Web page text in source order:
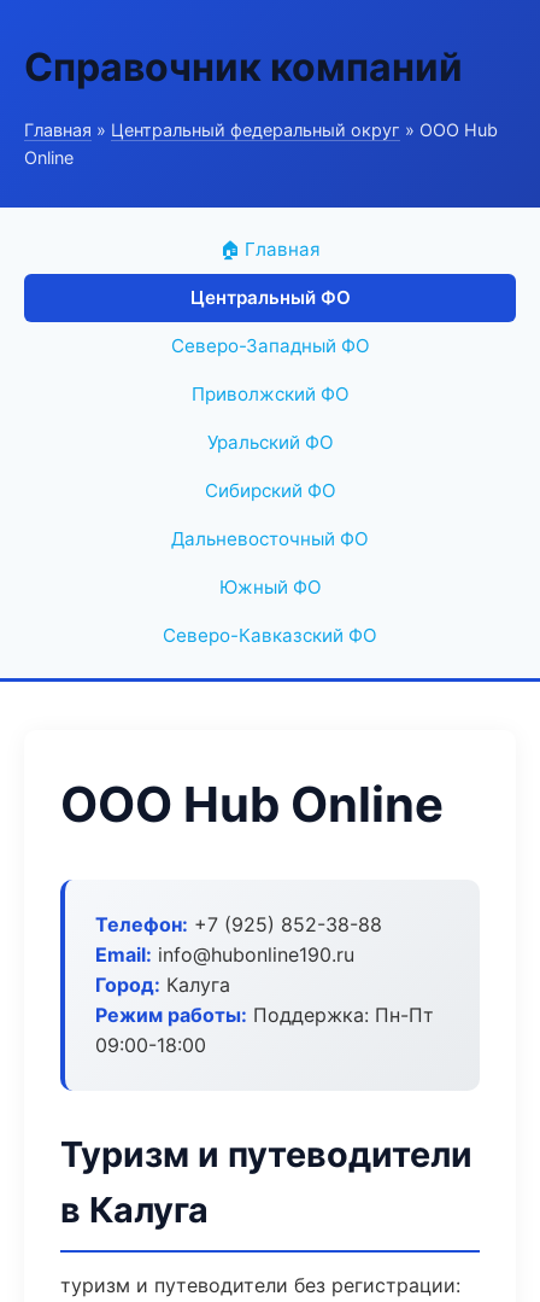
Справочник компаний
Главная » Центральный федеральный округ » ООО Hub
Online
🏠 Главная
Центральный ФО
Северо-Западный ФО
Приволжский ФО
Уральский ФО
Сибирский ФО
Дальневосточный ФО
Южный ФО
Северо-Кавказский ФО
ООО Hub Online
Телефон: +7 (925) 852-38-88
Email: info@hubonline190.ru
Город: Калуга
Режим работы: Поддержка: Пн-Пт
09:00-18:00
Туризм и путеводители
в Калуга
туризм и путеводители без регистрации: